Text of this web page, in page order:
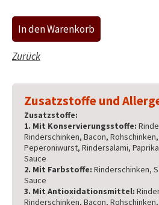
Zurück
Zusatzstoffe und
Zusatzstoffe:
1. Mit Konservierungsstoffe:
Rinderschinken, Bacon,
Peperoniwurst, Rindersalami,
Sauce
2. Mit Farbstoffe: Rinderschinken,
Sauce
3. Mit Antioxidationsmittel:
Rinderschinken, Bacon,